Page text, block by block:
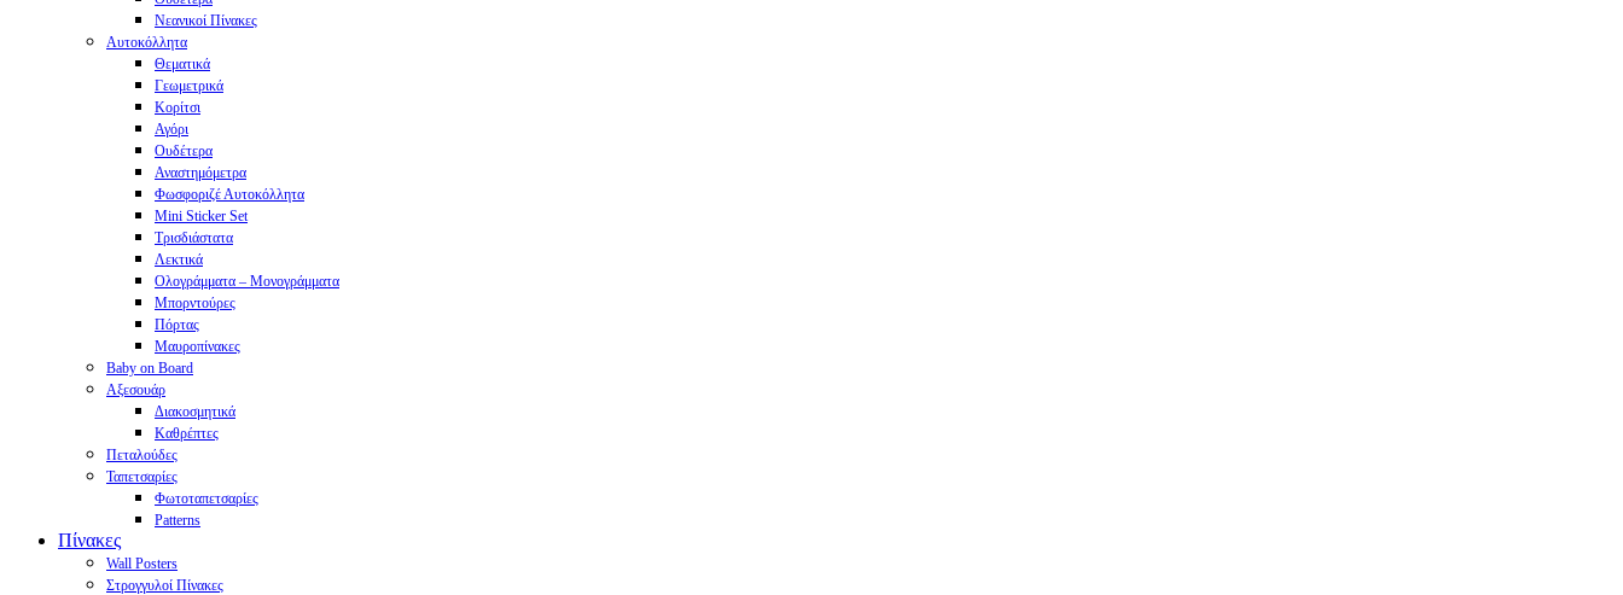
Νεανικοί Πίνακες
Αυτοκόλλητα
Θεματικά
Γεωμετρικά
Κορίτσι
Αγόρι
Ουδέτερα
Αναστημόμετρα
Φωσφοριζέ Αυτοκόλλητα
Mini Sticker Set
Tρισδιάστατα
Λεκτικά
Ολογράμματα – Μονογράμματα
Μπορντούρες
Πόρτας
Μαυροπίνακες
Baby on Board
Αξεσουάρ
Διακοσμητικά
Καθρέπτες
Πεταλούδες
Ταπετσαρίες
Φωτοταπετσαρίες
Patterns
Πίνακες
Wall Posters
Στρογγυλοί Πίνακες